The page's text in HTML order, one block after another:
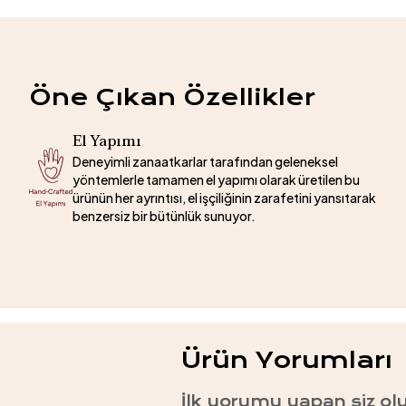
Öne Çıkan Özellikler
El Yapımı
Deneyimli zanaatkarlar tarafından geleneksel
yöntemlerle tamamen el yapımı olarak üretilen bu
ürünün her ayrıntısı, el işçiliğinin zarafetini yansıtarak
benzersiz bir bütünlük sunuyor.
Ürün Yorumları
İlk yorumu yapan siz